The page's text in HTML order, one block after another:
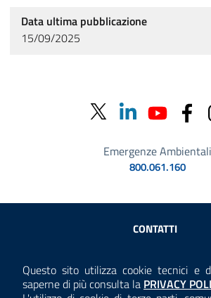
Questo sito utilizza cookie tecnici e
saperne di più consulta la Consulta la
PRIVACY
Data ultima pubblicazione
15/09/2025
Emergenze Ambientali
800.061.160
Sezione Link Utili
CONTATTI
ANTICORRUZIONE